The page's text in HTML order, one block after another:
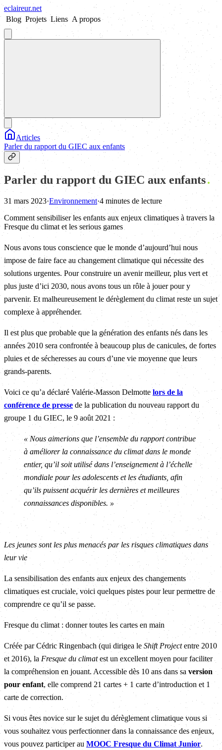
eclaireur.net
Blog Projets Liens A propos
Articles
Parler du rapport du GIEC aux enfants
Parler du rapport du GIEC aux enfants
31 mars 2023·Environnement·4 minutes de lecture
Comment sensibiliser les enfants aux enjeux climatiques à travers la
Fresque du climat et les serious games
Nous avons tous conscience que le monde d’aujourd’hui nous
impose de faire face au changement climatique qui nécessite des
solutions urgentes. Pour construire un avenir meilleur, plus vert et
plus juste d’ici 2030, nous avons tous un rôle à jouer pour y
parvenir. Et malheureusement le dérèglement du climat reste un sujet
complexe à appréhender.
Il est plus que probable que la génération des enfants nés dans les
années 2010 sera confrontée à beaucoup plus de canicules, de fortes
pluies et de sécheresses au cours d’une vie moyenne que leurs
grands-parents.
Voici ce qu’a déclaré Valérie-Masson Delmottelors de la
conférence de presse de la publication du nouveau rapport du
groupe 1 du GIEC, le 9 août 2021 :
« Nous aimerions que l’ensemble du rapport contribue
à améliorer la connaissance du climat dans le monde
entier, qu’il soit utilisé dans l’enseignement à l’échelle
mondiale pour les adolescents et les étudiants, afin
qu’ils puissent acquérir les dernières et meilleures
connaissances disponibles. »
Les jeunes sont les plus menacés par les risques climatiques dans
leur vie
La sensibilisation des enfants aux enjeux des changements
climatiques est cruciale, voici quelques pistes pour leur permettre de
comprendre ce qu’il se passe.
Fresque du climat : donner toutes les cartes en main
Créée par Cédric Ringenbach (qui dirigea le Shift Projectentre 2010
et 2016), la Fresque du climatest un excellent moyen pour faciliter
la compréhension en jouant. Accessible dès 10 ans dans sa version
pour enfant, elle comprend 21 cartes + 1 carte d’introduction et 1
carte de correction.
Si vous êtes novice sur le sujet du dérèglement climatique vous si
vous souhaitez vous perfectionner dans la connaissance des enjeux,
vous pouvez participer au MOOC Fresque du Climat Junior.